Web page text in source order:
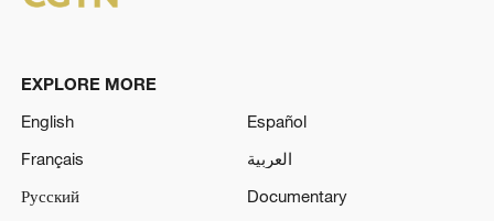
EXPLORE MORE
English
Español
Français
العربية
Русский
Documentary